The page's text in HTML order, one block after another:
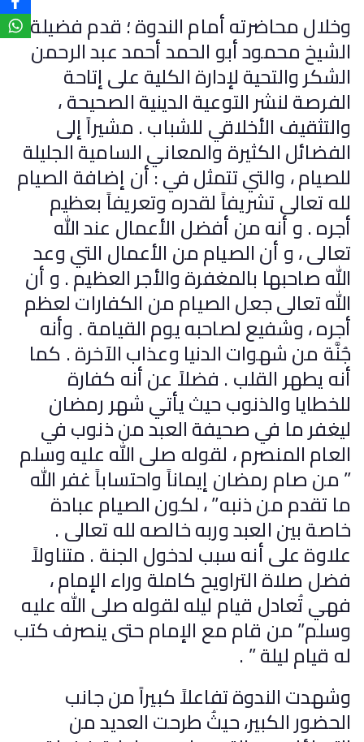
وخلال محاضرته أمام الندوة ؛ قدم فضيلة
الشيخ محمود أبو الحمد أحمد عبد الرحمن
الشكر والتحية لإدارة الكلية على إتاحة
الفرصة لنشر التوعية الدينية الصحيحة ،
والتثقيف الأخلاقي للشباب . مشيراً إلى
الفضائل الكثيرة والمعاني السامية الجليلة
للصيام ، والتي تتمثل في : أن إضافة الصيام
لله تعالى تشريفاً لقدره وتعريفاً بعظيم
أجره . و أنه من أفضل الأعمال عند الله
تعالى ، و أن الصيام من الأعمال التي وعد
الله صاحبها بالمغفرة والأجر العظيم . و أن
الله تعالى جعل الصيام من الكفارات لعظم
أجره ، وشفيع لصاحبه يوم القيامة . وأنه
جُنَّة من شهوات الدنيا وعذاب الآخرة . كما
أنه يطهر القلب . فضلاً عن أنه كفارة
للخطايا والذنوب حيث يأتي شهر رمضان
ليغفر ما في صحيفة العبد من ذنوب في
العام المنصرم ، لقوله صلى الله عليه وسلم
” من صام رمضان إيماناً واحتساباً غفر الله
ما تقدم من ذنبه” ، لكون الصيام عبادة
خاصة بين العبد وربه خالصه لله تعالى .
علاوة على أنه سبب لدخول الجنة . متناولاً
فضل صلاة التراويح كاملة وراء الإمام ،
فهي تُعادل قيام ليله لقوله صلى الله عليه
وسلم” من قام مع الإمام حتى ينصرف كتب
له قيام ليلة ” .
وشهدت الندوة تفاعلاً كبيراً من جانب
الحضور الكبير، حيثُ طرحت العديد من